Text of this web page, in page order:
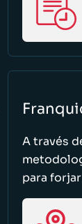
A través
para